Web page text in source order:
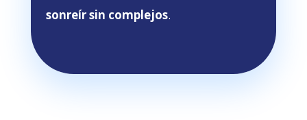
sonreír sin complejos.